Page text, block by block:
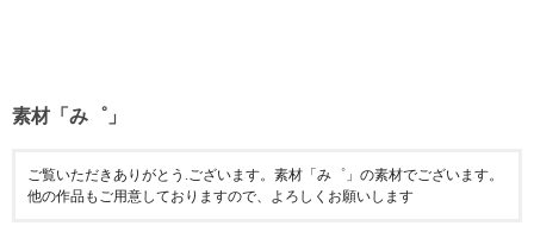
素材「み゜」
ご覧いただきありがとう.ございます。素材「み゜」の素材でございます。
他の作品もご用意しておりますので、よろしくお願いします